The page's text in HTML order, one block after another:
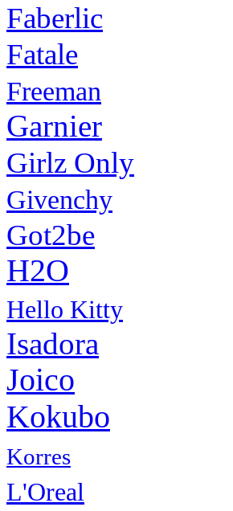
Faberlic
Fatale
Freeman
Garnier
Girlz Only
Givenchy
Got2be
H2O
Hello Kitty
Isadora
Joico
Kokubo
Korres
L'Oreal